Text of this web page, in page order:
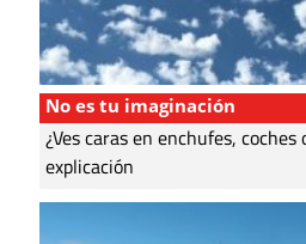
No es tu imaginación
¿Ves caras en enchufes, coches
explicación